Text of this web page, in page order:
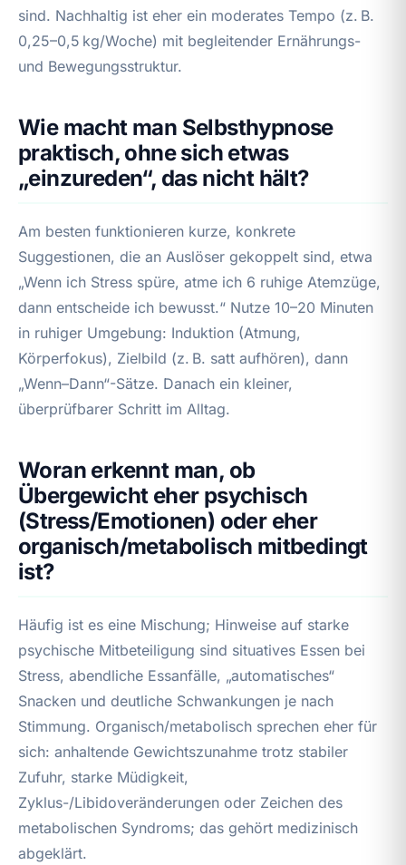
sind. Nachhaltig ist eher ein moderates Tempo (z. B.
0,25–0,5 kg/Woche) mit begleitender Ernährungs-
und Bewegungsstruktur.
Wie macht man Selbsthypnose
praktisch, ohne sich etwas
„einzureden“, das nicht hält?
Am besten funktionieren kurze, konkrete
Suggestionen, die an Auslöser gekoppelt sind, etwa
„Wenn ich Stress spüre, atme ich 6 ruhige Atemzüge,
dann entscheide ich bewusst.“ Nutze 10–20 Minuten
in ruhiger Umgebung: Induktion (Atmung,
Körperfokus), Zielbild (z. B. satt aufhören), dann
„Wenn–Dann“-Sätze. Danach ein kleiner,
überprüfbarer Schritt im Alltag.
Woran erkennt man, ob
Übergewicht eher psychisch
(Stress/Emotionen) oder eher
organisch/metabolisch mitbedingt
ist?
Häufig ist es eine Mischung; Hinweise auf starke
psychische Mitbeteiligung sind situatives Essen bei
Stress, abendliche Essanfälle, „automatisches“
Snacken und deutliche Schwankungen je nach
Stimmung. Organisch/metabolisch sprechen eher für
sich: anhaltende Gewichtszunahme trotz stabiler
Zufuhr, starke Müdigkeit,
Zyklus-/Libidoveränderungen oder Zeichen des
metabolischen Syndroms; das gehört medizinisch
abgeklärt.